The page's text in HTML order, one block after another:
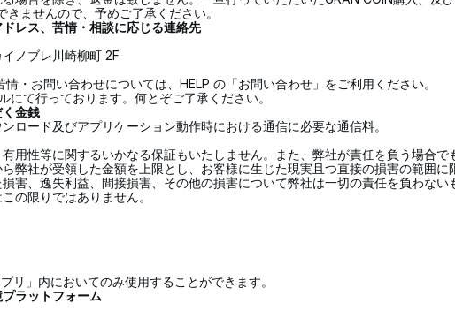
ませんので、予めご了承ください。
レス、苦情・相談に応じる連絡先
ノブレ川崎柳町 2F
・お問い合わせについては、HELP の「お問い合わせ」をご利用ください。
て行っております。何とぞご了承ください。
金銭
ロード及びアプリケーション動作時における通信に必要な通信料。
用性等に関するいかなる保証もいたしません。また、弊社が責任を負う場合で
弊社が受領した金額を上限とし、お客様に生じた現実且つ直接の損害の範囲に
害、逸失利益、間接損害、その他の損害について弊社は一切の責任を負わない
の限りではありません。
」内においてのみ使用することができます。
ラットフォーム